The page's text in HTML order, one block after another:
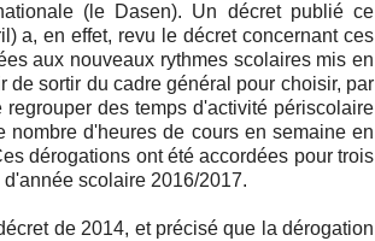
(le Dasen). Un décret publié ce
a, en effet, revu le décret concernant ces
aux nouveaux rythmes scolaires mis en
sortir du cadre général pour choisir, par
des temps d'activité périscolaire
d'heures de cours en semaine en
dérogations ont été accordées pour trois
scolaire 2016/2017.
de 2014, et précisé que la dérogation